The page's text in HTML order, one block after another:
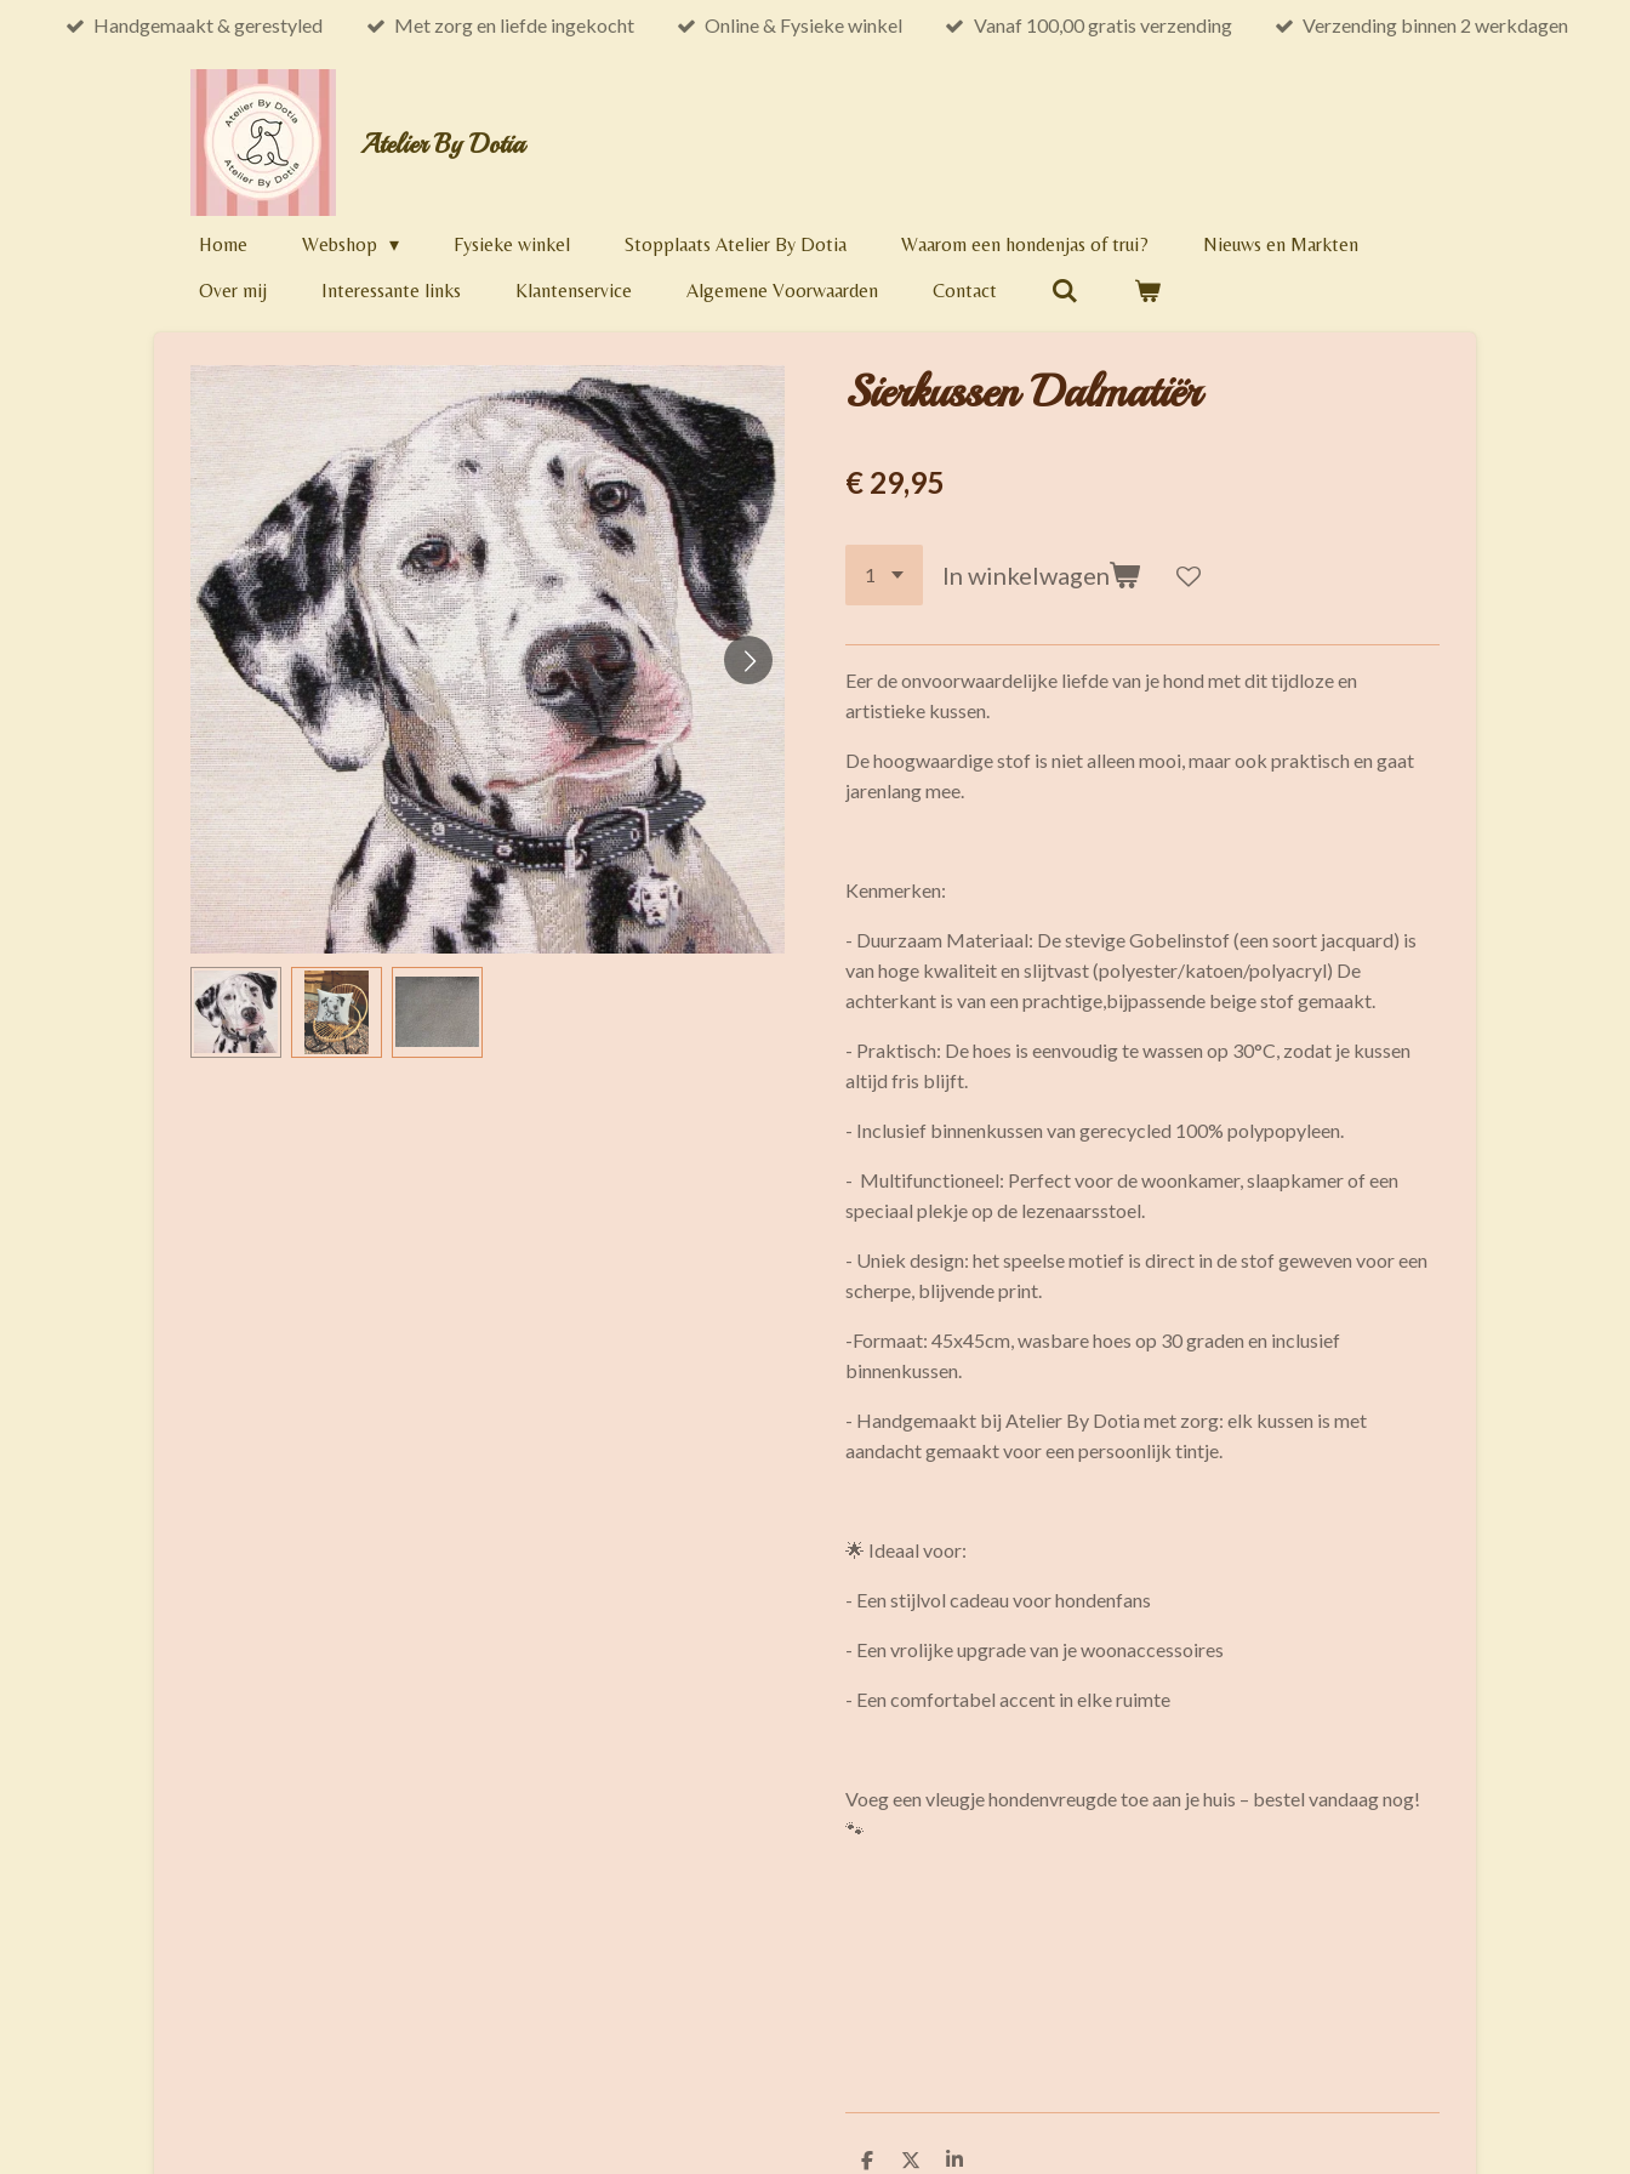
Handgemaakt & gerestyled Met zorg en liefde ingekocht Online & Fysieke winkel Vanaf 100,00 gratis verzending Verzending binnen 2 werkdagen
Atelier By Dotia
Home Webshop Fysieke winkel Stopplaats Atelier By Dotia Waarom een hondenjas of trui?
Nieuws en Markten
Over mij
Interessante links Klantenservice Algemene Voorwaarden Contact
Sierkussen Dalmatiër
€ 29,95
In winkelwagen
Eer de onvoorwaardelijke liefde van je hond met dit tijdloze en
artistieke kussen.
De hoogwaardige stof is niet alleen mooi, maar ook praktisch en gaat
jarenlang mee.
Kenmerken:
- Duurzaam Materiaal: De stevige Gobelinstof (een soort jacquard) is
van hoge kwaliteit en slijtvast (polyester/katoen/polyacryl) De
achterkant is van een prachtige,bijpassende beige stof gemaakt.
- Praktisch: De hoes is eenvoudig te wassen op 30°C, zodat je kussen
altijd fris blijft.
- Inclusief binnenkussen van gerecycled 100% polypopyleen.
- Multifunctioneel: Perfect voor de woonkamer, slaapkamer of een
speciaal plekje op de lezenaarsstoel.
- Uniek design: het speelse motief is direct in de stof geweven voor een
scherpe, blijvende print.
-Formaat: 45x45cm, wasbare hoes op 30 graden en inclusief
binnenkussen.
- Handgemaakt bij Atelier By Dotia met zorg: elk kussen is met
aandacht gemaakt voor een persoonlijk tintje.
🌟 Ideaal voor:
- Een stijlvol cadeau voor hondenfans
- Een vrolijke upgrade van je woonaccessoires
- Een comfortabel accent in elke ruimte
Voeg een vleugje hondenvreugde toe aan je huis – bestel vandaag nog!
🐾
D
D
S